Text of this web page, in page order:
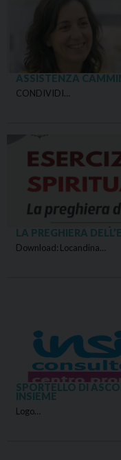
ASSISTENZA
CONDIVIDI…
LA PREGHIERA
Download: Locandina…
SPORTELLO DI
INSIEME
Logo…